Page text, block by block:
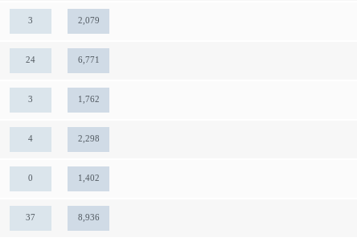
3 2,079
24 6,771
3 1,762
4 2,298
0 1,402
37 8,936